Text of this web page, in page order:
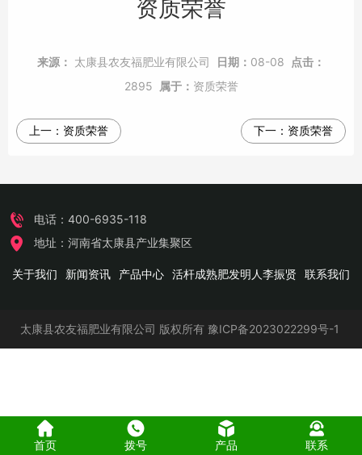
资质荣誉
来源： 太康县农友福肥业有限公司 日期： 08-08
点击：
2895
属于： 资质荣誉
上一： 资质荣誉 下一： 资质荣誉
电话：400-6935-118
地址：河南省太康县产业集聚区
关于我们 新闻资讯 产品中心 活杆成熟肥发明人李振贤 联系我们
太康县农友福肥业有限公司 版权所有 豫ICP备2023022299号-1
首页 拨号 产品 联系